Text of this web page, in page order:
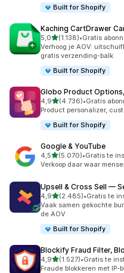
Built for Shopify
Kaching CartDrawer
5,0van 5 sterren
(1.138)
1138 recensies in totaal
•Gratis
Verhoog je AOV:
gratis verzending-balk
Built for Shopify
Globo Product
4,9van 5 sterren
(4.736)
4736 recensies in totaal
•Gratis
Product personalizer,
Built for Shopify
Google & YouTube
4,5van 5 sterren
(5.070)
5070 recensies in totaal
•Gratis te
Verkoop daar waar
Upsell & Cross Sell —
4,9van 5 sterren
(2.485)
2485 recensies in totaal
•Gratis te
Vaak samen gekochte
de AOV
Built for Shopify
Blockify Fraud Filter,
4,9van 5 sterren
(1.527)
1527 recensies in totaal
•Gratis te
Fraude blokkeren met